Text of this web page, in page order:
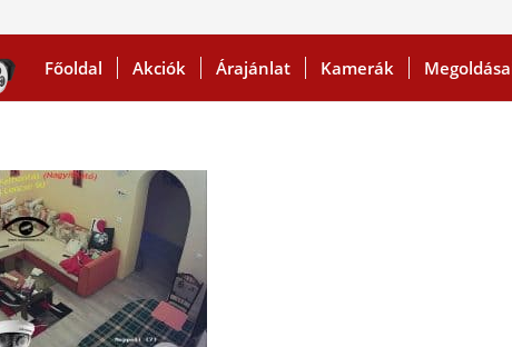
Főoldal Akciók Árajánlat Kamerák